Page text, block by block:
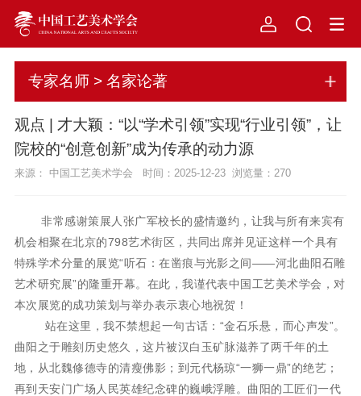
专家名师 > 名家论著
观点 | 才大颖：“以“学术引领”实现“行业引领”，让
院校的“创意创新”成为传承的动力源
来源： 中国工艺美术学会 时间：2025-12-23 浏览量： 270
非常感谢策展人张广军校长的盛情邀约，让我与所有来宾有
机会相聚在北京的798艺术街区，共同出席并见证这样一个具有
特殊学术分量的展览“听石：在凿痕与光影之间——河北曲阳石雕
艺术研究展”的隆重开幕。在此，我谨代表中国工艺美术学会，对
本次展览的成功策划与举办表示衷心地祝贺！
站在这里，我不禁想起一句古话：“金石乐悬，而心声发”。
曲阳之于雕刻历史悠久，这片被汉白玉矿脉滋养了两千年的土
地，从北魏修德寺的清瘦佛影；到元代杨琼“一狮一鼎”的绝艺；
再到天安门广场人民英雄纪念碑的巍峨浮雕。曲阳的工匠们一代